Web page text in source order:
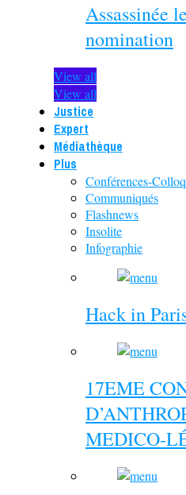
Assassinée
nomination
View all
View all
Justice
Expert
Médiathèque
Plus
Conférences-
Communiqués
Flashnews
Insolite
Infographie
Hack in
17EME
MEDICO-